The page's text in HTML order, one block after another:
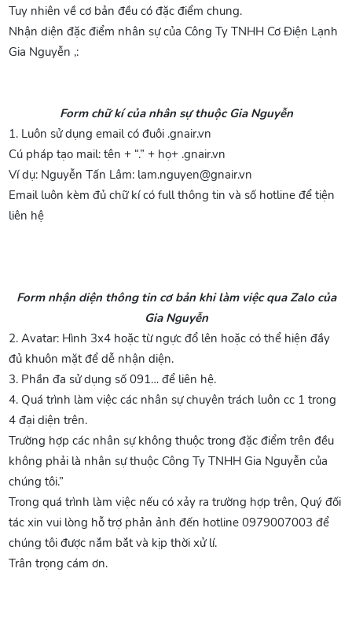
Tuy nhiên về cơ bản đều có đặc điểm chung.
Nhận diện đặc điểm nhân sự của Công Ty TNHH Cơ Điện Lạnh
Gia Nguyễn ,:
Form chữ kí của nhân sự thuộc Gia Nguyễn
1. Luôn sử dụng email có đuôi .gnair.vn
Cú pháp tạo mail: tên + “.” + họ+ .gnair.vn
Ví dụ: Nguyễn Tấn Lâm: lam.nguyen@gnair.vn
Email luôn kèm đủ chữ kí có full thông tin và số hotline để tiện
liên hệ
Form nhận diện thông tin cơ bản khi làm việc qua Zalo của
Gia Nguyễn
2. Avatar: Hình 3x4 hoặc từ ngực đổ lên hoặc có thể hiện đầy
đủ khuôn mặt để dễ nhận diện.
3. Phần đa sử dụng số 091… để liên hệ.
4. Quá trình làm việc các nhân sự chuyên trách luôn cc 1 trong
4 đại diện trên.
Trường hợp các nhân sự không thuộc trong đặc điểm trên đều
không phải là nhân sự thuộc Công Ty TNHH Gia Nguyễn của
chúng tôi.”
Trong quá trình làm việc nếu có xảy ra trường hợp trên, Quý đối
tác xin vui lòng hỗ trợ phản ảnh đến hotline 0979007003 để
chúng tôi được nắm bắt và kịp thời xử lí.
Trân trọng cám ơn.